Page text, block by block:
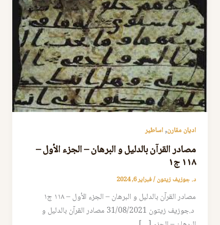
اديان مقارن,اساطير
مصادر القرآن بالدليل و البرهان – الجزء الأول –
١١٨ ج١
د. جوزيف زيتون/فبراير 6, 2024
مصادر القرآن بالدليل و البرهان – الجزء الأول – ١١٨ ج١
د.جوزيف زيتون 31/08/2021 مصادر القرآن بالدليل و